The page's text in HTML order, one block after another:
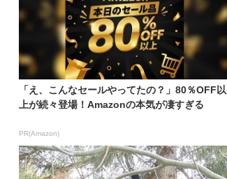
「え、こんなセールやってたの？」80％OFF以
上が続々登場！Amazonの本気が凄すぎる
PR(Amazon)